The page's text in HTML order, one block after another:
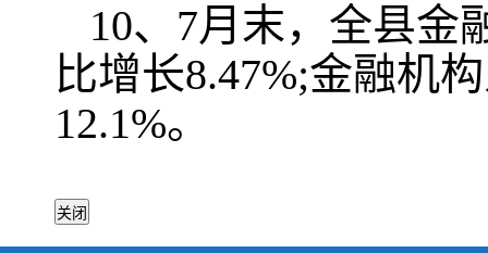
10、7月末，全县金
比增长8.47%;金融机
12.1%。